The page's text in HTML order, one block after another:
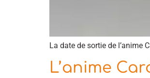
La date de sortie de l’anime
L’anime